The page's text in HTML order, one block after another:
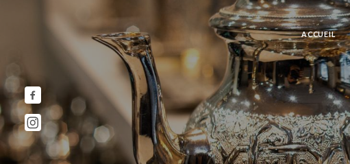
ACCUEIL